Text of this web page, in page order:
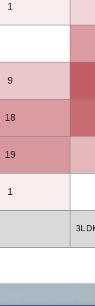
1
9
18
19
1